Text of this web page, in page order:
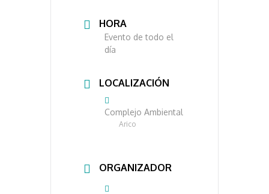
HORA
Evento de todo el
día
LOCALIZACIÓN
Complejo Ambiental
Arico
ORGANIZADOR